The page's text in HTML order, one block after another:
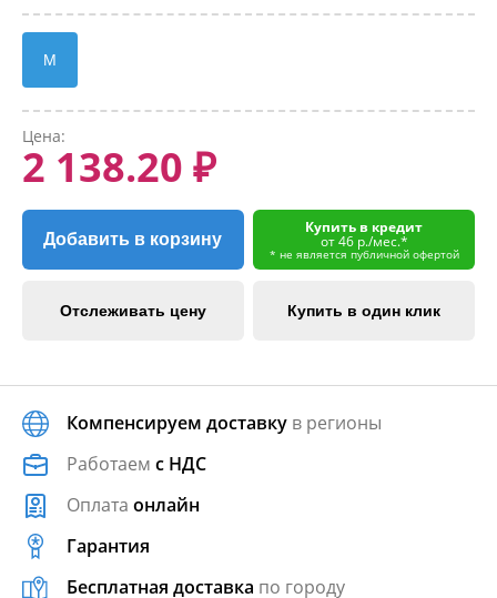
M
Цена:
2 138.20 ₽
Добавить в корзину
Купить в кредит
от 46 р./мес.*
* не является публичной офертой
Отслеживать цену Купить в один клик
Компенсируем доставку в регионы
Работаем с НДС
Оплата онлайн
Гарантия
Бесплатная доставка по городу